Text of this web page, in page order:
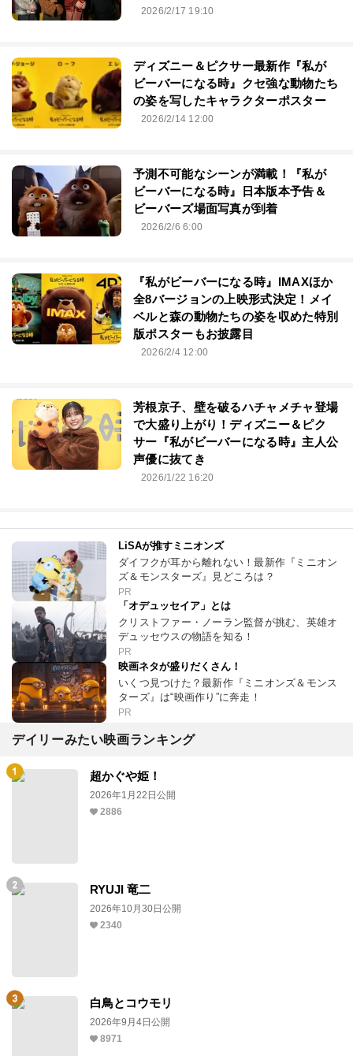
2026/2/17 19:10
ディズニー＆ピクサー最新作『私が
ビーバーになる時』クセ強な動物たち
の姿を写したキャラクターポスター
2026/2/14 12:00
予測不可能なシーンが満載！『私が
ビーバーになる時』日本版本予告＆
ビーバーズ場面写真が到着
2026/2/6 6:00
『私がビーバーになる時』IMAXほか
全8バージョンの上映形式決定！メイ
ベルと森の動物たちの姿を収めた特別
版ポスターもお披露目
2026/2/4 12:00
芳根京子、壁を破るハチャメチャ登場
で大盛り上がり！ディズニー＆ピク
サー『私がビーバーになる時』主人公
声優に抜てき
2026/1/22 16:20
LiSAが推すミニオンズ
ダイフクが耳から離れない！最新作『ミニオン
ズ＆モンスターズ』見どころは？
PR
「オデュッセイア」とは
クリストファー・ノーラン監督が挑む、英雄オ
デュッセウスの物語を知る！
PR
映画ネタが盛りだくさん！
いくつ見つけた？最新作『ミニオンズ＆モンス
ターズ』は“映画作り”に奔走！
PR
デイリーみたい映画ランキング
超かぐや姫！
2026年1月22日公開
2886
RYUJI 竜二
2026年10月30日公開
2340
白鳥とコウモリ
2026年9月4日公開
8971